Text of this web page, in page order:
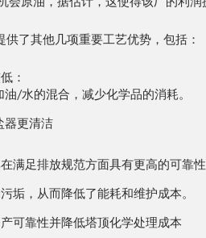
供了其他几项重要工艺优势，包括：
：
/水的混合，减少化学品的消耗。
器更清洁
满足排放规范方面具有更高的可靠性
垢，从而降低了能耗和维护成本。
可靠性并降低塔顶化学处理成本